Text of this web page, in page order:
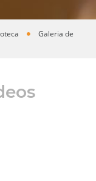
Galeria de